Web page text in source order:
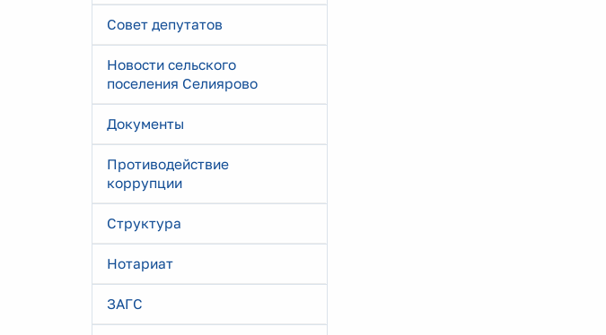
Совет депутатов
Новости сельского
поселения Селиярово
Документы
Противодействие
коррупции
Структура
Нотариат
ЗАГС